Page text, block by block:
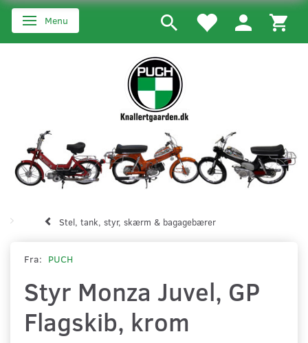
Skifte navigation
Menu
Stel, tank, styr, skærm & bagagebærer
Fra: PUCH
Styr Monza Juvel, GP
Flagskib, krom